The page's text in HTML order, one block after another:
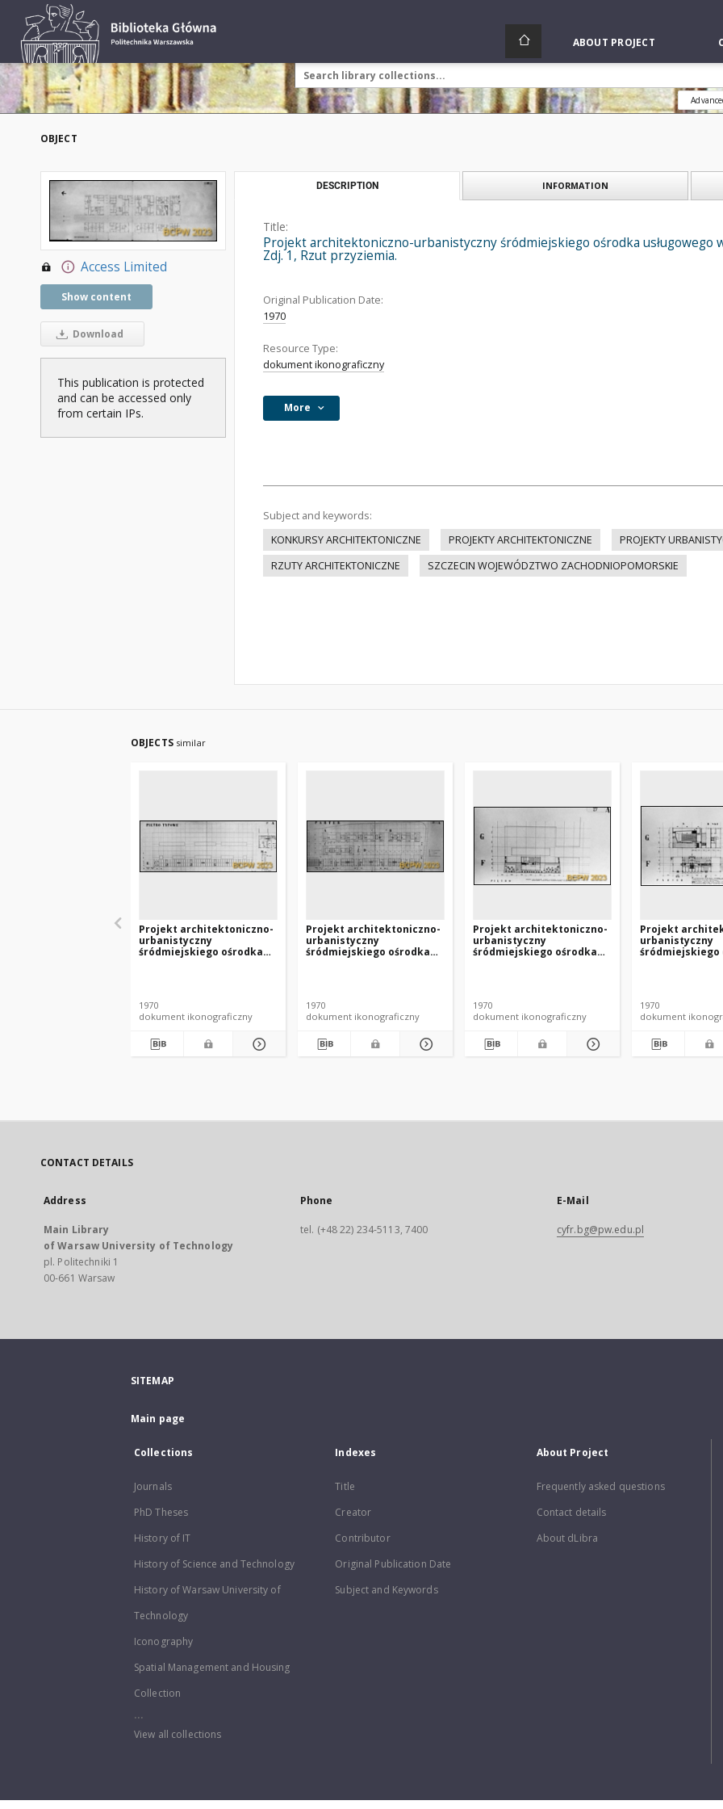
ABOUT PROJECT
OBJECT
Access Limited
Show content
Download
This publication is protected
and can be accessed only
from certain IPs.
DESCRIPTION INFORMATION
Title:
Projekt architektoniczno-urbanistyczny śródmiejskiego ośrodka usługowego
Zdj. 1, Rzut przyziemia.
Original Publication Date:
1970
Resource Type:
dokument ikonograficzny
More
Subject and keywords:
KONKURSY ARCHITEKTONICZNE
PROJEKTY ARCHITEKTONICZNE PROJEKTY
RZUTY ARCHITEKTONICZNE
SZCZECIN WOJEWÓDZTWO ZACHODNIOPOMORSKIE
OBJECTS similar
Projekt architektoniczno-
urbanistyczny
śródmiejskiego ośrodka
1970
dokument ikonograficzny
Projekt architektoniczno-
urbanistyczny
śródmiejskiego ośrodka
1970
dokument ikonograficzny
Projekt architektoniczno-
urbanistyczny
śródmiejskiego ośrodka
1970
dokument ikonograficzny
Projekt
urbanistyczny
śródmiejskiego
1970
dokument
CONTACT DETAILS
Address
Main Library
of Warsaw University of Technology
pl. Politechniki 1
00-661 Warsaw
Phone
tel. (+48 22) 234-5113, 7400
E-Mail
cyfr.bg@pw.edu.pl
SITEMAP
Main page
Collections
Journals
PhD Theses
History of IT
History of Science and Technology
History of Warsaw University of
Technology
Iconography
Spatial Management and Housing
Collection
...
View all collections
Indexes
Title
Creator
Contributor
Original Publication Date
Subject and Keywords
About Project
Frequently asked questions
Contact details
About dLibra